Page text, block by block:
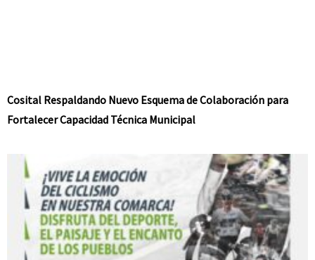
Cosital Respaldando Nuevo Esquema de Colaboración para
Fortalecer Capacidad Técnica Municipal